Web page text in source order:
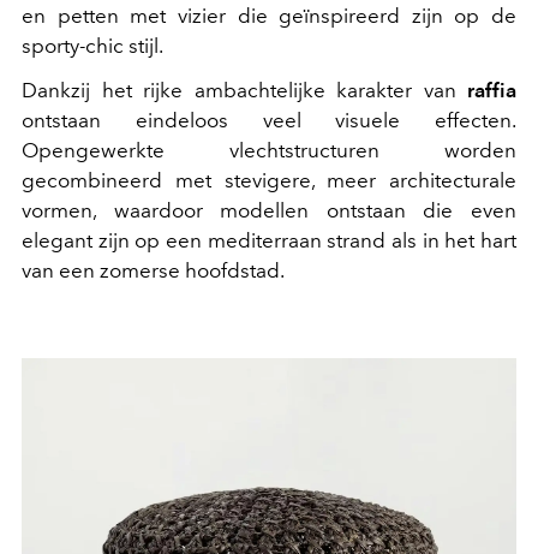
en petten met vizier die geïnspireerd zijn op de
sporty-chic stijl.
Dankzij het rijke ambachtelijke karakter van raffia
ontstaan eindeloos veel visuele effecten.
Opengewerkte vlechtstructuren worden
gecombineerd met stevigere, meer architecturale
vormen, waardoor modellen ontstaan die even
elegant zijn op een mediterraan strand als in het hart
van een zomerse hoofdstad.